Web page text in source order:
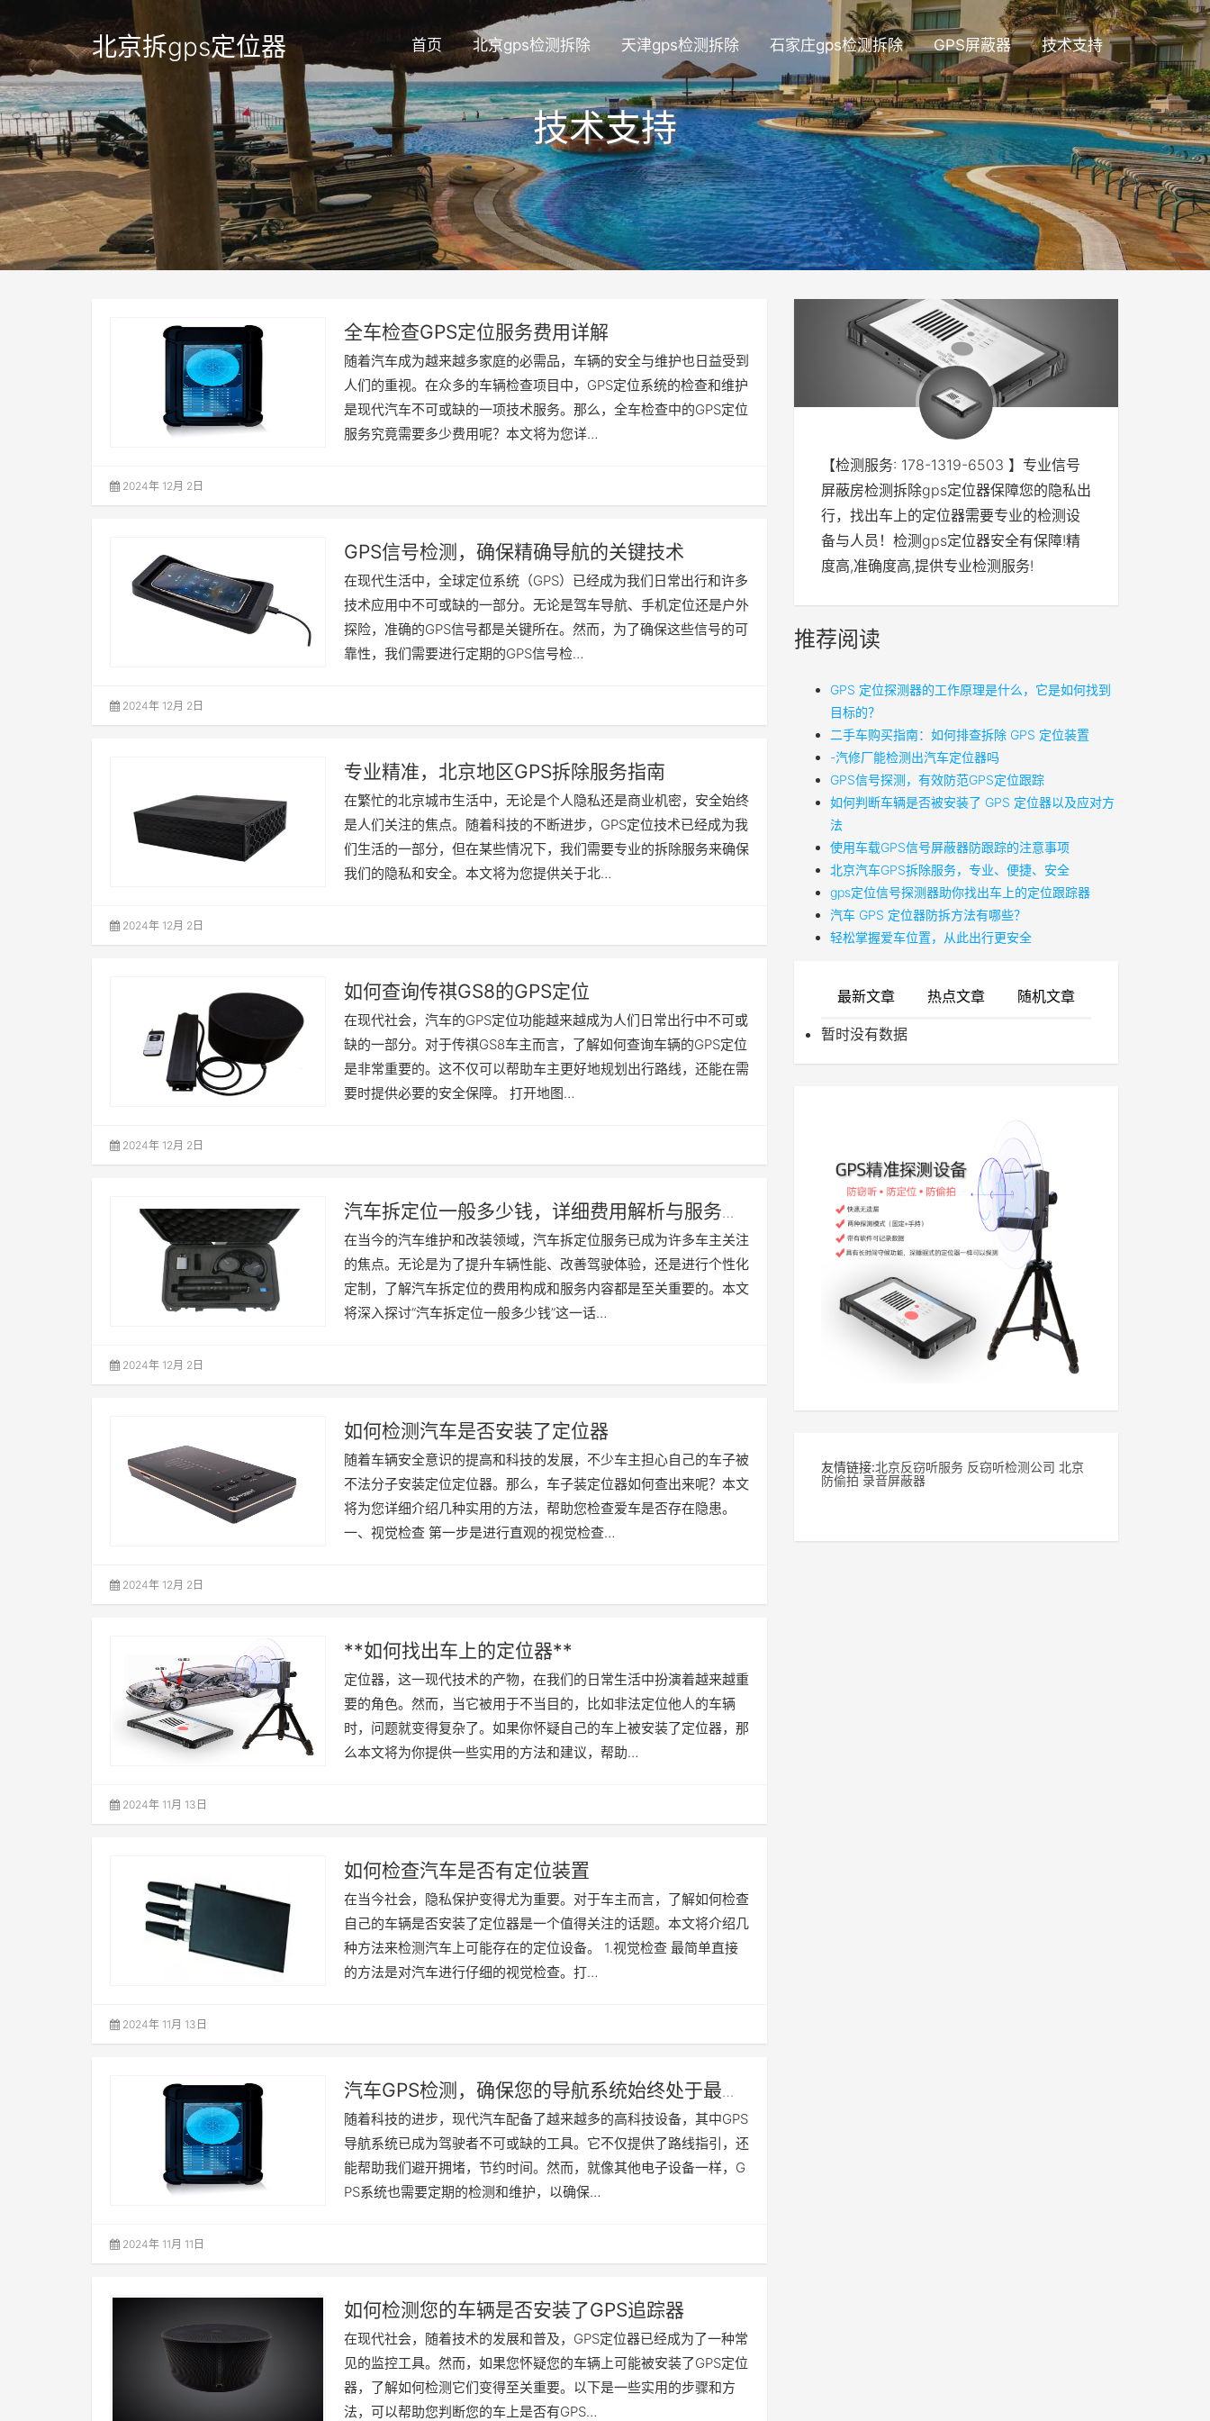
北京拆gps定位器 首页 北京gps检测拆除 天津gps检测拆除 石家庄gps检测拆除 GPS屏蔽器 技术支持
技术支持
全车检查GPS定位服务费用详解
随着汽车成为越来越多家庭的必需品，车辆的安全与维护也日益受到
人们的重视。在众多的车辆检查项目中，GPS定位系统的检查和维护
是现代汽车不可或缺的一项技术服务。那么，全车检查中的GPS定位
服务究竟需要多少费用呢？本文将为您详…
2024年 12月 2日
GPS信号检测，确保精确导航的关键技术
在现代生活中，全球定位系统（GPS）已经成为我们日常出行和许多
技术应用中不可或缺的一部分。无论是驾车导航、手机定位还是户外
探险，准确的GPS信号都是关键所在。然而，为了确保这些信号的可
靠性，我们需要进行定期的GPS信号检…
2024年 12月 2日
专业精准，北京地区GPS拆除服务指南
在繁忙的北京城市生活中，无论是个人隐私还是商业机密，安全始终
是人们关注的焦点。随着科技的不断进步，GPS定位技术已经成为我
们生活的一部分，但在某些情况下，我们需要专业的拆除服务来确保
我们的隐私和安全。本文将为您提供关于北…
2024年 12月 2日
如何查询传祺GS8的GPS定位
在现代社会，汽车的GPS定位功能越来越成为人们日常出行中不可或
缺的一部分。对于传祺GS8车主而言，了解如何查询车辆的GPS定位
是非常重要的。这不仅可以帮助车主更好地规划出行路线，还能在需
要时提供必要的安全保障。 打开地图…
2024年 12月 2日
汽车拆定位一般多少钱，详细费用解析与服务指
南
在当今的汽车维护和改装领域，汽车拆定位服务已成为许多车主关注
的焦点。无论是为了提升车辆性能、改善驾驶体验，还是进行个性化
定制，了解汽车拆定位的费用构成和服务内容都是至关重要的。本文
将深入探讨“汽车拆定位一般多少钱”这一话…
2024年 12月 2日
如何检测汽车是否安装了定位器
随着车辆安全意识的提高和科技的发展，不少车主担心自己的车子被
不法分子安装定位定位器。那么，车子装定位器如何查出来呢？本文
将为您详细介绍几种实用的方法，帮助您检查爱车是否存在隐患。
一、视觉检查 第一步是进行直观的视觉检查…
2024年 12月 2日
**如何找出车上的定位器**
定位器，这一现代技术的产物，在我们的日常生活中扮演着越来越重
要的角色。然而，当它被用于不当目的，比如非法定位他人的车辆
时，问题就变得复杂了。如果你怀疑自己的车上被安装了定位器，那
么本文将为你提供一些实用的方法和建议，帮助…
2024年 11月 13日
如何检查汽车是否有定位装置
在当今社会，隐私保护变得尤为重要。对于车主而言，了解如何检查
自己的车辆是否安装了定位器是一个值得关注的话题。本文将介绍几
种方法来检测汽车上可能存在的定位设备。 1.视觉检查 最简单直接
的方法是对汽车进行仔细的视觉检查。打…
2024年 11月 13日
汽车GPS检测，确保您的导航系统始终处于最佳
状态
随着科技的进步，现代汽车配备了越来越多的高科技设备，其中GPS
导航系统已成为驾驶者不可或缺的工具。它不仅提供了路线指引，还
能帮助我们避开拥堵，节约时间。然而，就像其他电子设备一样，G
PS系统也需要定期的检测和维护，以确保…
2024年 11月 11日
如何检测您的车辆是否安装了GPS追踪器
在现代社会，随着技术的发展和普及，GPS定位器已经成为了一种常
见的监控工具。然而，如果您怀疑您的车辆上可能被安装了GPS定位
器，了解如何检测它们变得至关重要。以下是一些实用的步骤和方
法，可以帮助您判断您的车上是否有GPS…
【检测服务: 178-1319-6503 】专业信号
屏蔽房检测拆除gps定位器保障您的隐私出
行，找出车上的定位器需要专业的检测设
备与人员！检测gps定位器安全有保障!精
度高,准确度高,提供专业检测服务!
推荐阅读
GPS 定位探测器的工作原理是什么，它是如何找到
目标的？
二手车购买指南：如何排查拆除 GPS 定位装置
-汽修厂能检测出汽车定位器吗
GPS信号探测，有效防范GPS定位跟踪
如何判断车辆是否被安装了 GPS 定位器以及应对方
法
使用车载GPS信号屏蔽器防跟踪的注意事项
北京汽车GPS拆除服务，专业、便捷、安全
gps定位信号探测器助你找出车上的定位跟踪器
汽车 GPS 定位器防拆方法有哪些？
轻松掌握爱车位置，从此出行更安全
最新文章 热点文章 随机文章
暂时没有数据
友情链接:北京反窃听服务 反窃听检测公司 北京
防偷拍 录音屏蔽器